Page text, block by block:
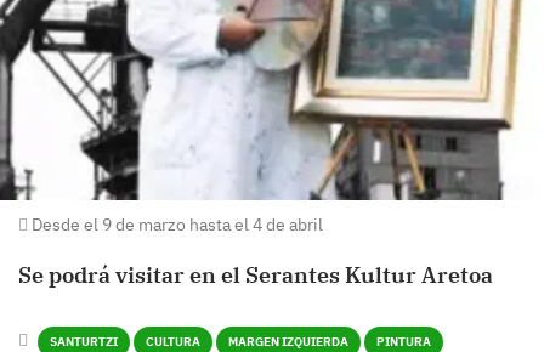
Desde el 9 de marzo hasta el 4 de abril
Se podrá visitar en el Serantes Kultur Aretoa
SANTURTZI CULTURA MARGEN IZQUIERDA PINTURA